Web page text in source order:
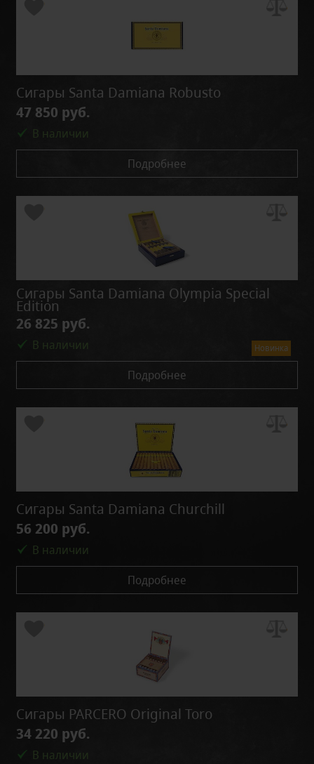
Сигары Santa Damiana Robusto
47 850 руб.
В наличии
Подробнее
Новинка
Сигары Santa Damiana Olympia Special
Edition
26 825 руб.
В наличии
Подробнее
Сигары Santa Damiana Churchill
56 200 руб.
В наличии
Подробнее
Сигары PARCERO Original Toro
34 220 руб.
В наличии